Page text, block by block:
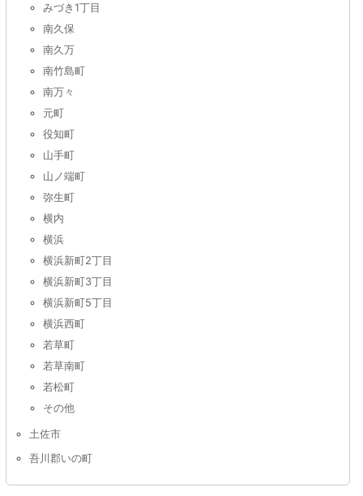
みづき1丁目
南久保
南久万
南竹島町
南万々
元町
役知町
山手町
山ノ端町
弥生町
横内
横浜
横浜新町2丁目
横浜新町3丁目
横浜新町5丁目
横浜西町
若草町
若草南町
若松町
その他
土佐市
吾川郡いの町